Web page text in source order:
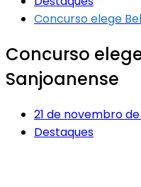
Concurso elege
Concurso
Sanjoanense
21 de novembro
Destaques